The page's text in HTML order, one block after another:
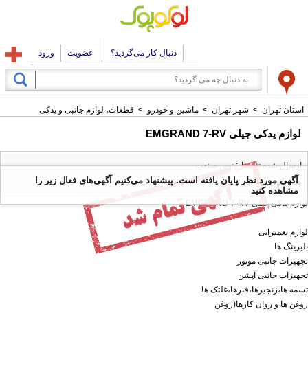
دنبال کار می‌گردید؟ عضویت ورود
استان تهران > شهر تهران > ماشین و خودرو > قطعات، لوازم جانبی و یدکی
لوازم یدکی جیلی EMGRAND 7-RV
ارسال شده توسط : نوین صنعت
همه آگهی های این کاربر
لوازم یدکی جیلی EMGRAND 7-RV
لوازم تعمیراتی
بلبرینگ ها
تجهیزات جانبی موتور
تجهیزات جانبی آپشن
تسمه ها،زنجیرها،فنرها،غلتک ها
روغن ها و روان کارها(روغن
آگهی مورد نظر پایان یافته است. پیشنهاد می‌کنیم آگهی‌های فعال زیر را
مشاهده کنید